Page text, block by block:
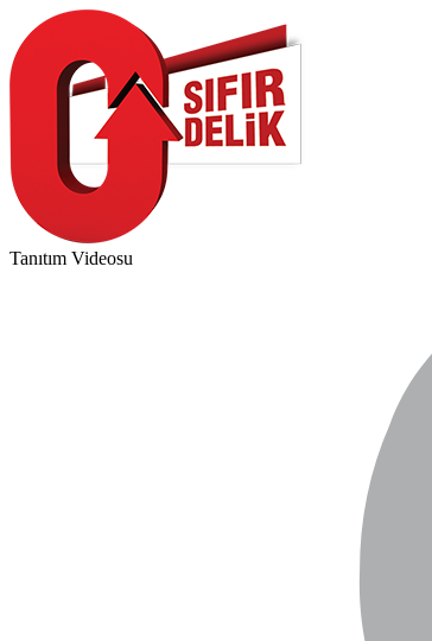
Tanıtım Videosu